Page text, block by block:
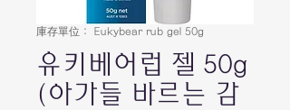
庫存單位： Eukybear rub gel 50g
유키베어럽 젤 50g
(아가들 바르는 감